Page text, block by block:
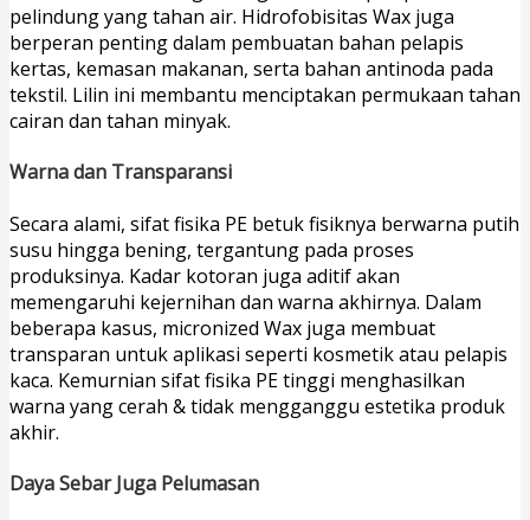
pelindung yang tahan air. Hidrofobisitas Wax juga
berperan penting dalam pembuatan bahan pelapis
kertas, kemasan makanan, serta bahan antinoda pada
tekstil. Lilin ini membantu menciptakan permukaan tahan
cairan dan tahan minyak.
Warna dan Transparansi
Secara alami, sifat fisika PE betuk fisiknya berwarna putih
susu hingga bening, tergantung pada proses
produksinya. Kadar kotoran juga aditif akan
memengaruhi kejernihan dan warna akhirnya. Dalam
beberapa kasus, micronized Wax juga membuat
transparan untuk aplikasi seperti kosmetik atau pelapis
kaca. Kemurnian sifat fisika PE tinggi menghasilkan
warna yang cerah & tidak mengganggu estetika produk
akhir.
Daya Sebar Juga Pelumasan